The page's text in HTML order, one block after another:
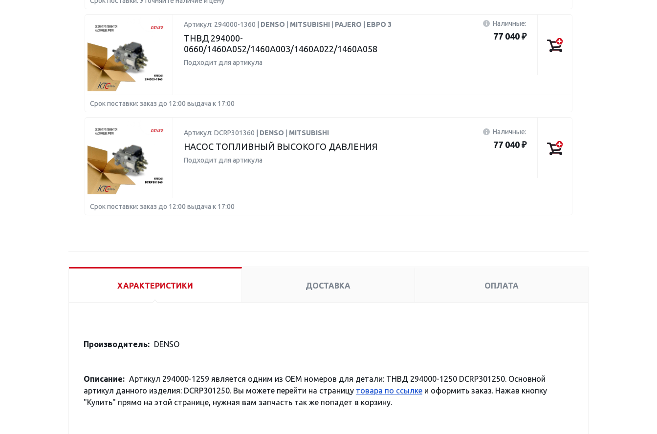
Артикул: 294000-1360 | DENSO MITSUBISHI PAJERO ЕВРО 3
ТНВД 294000-
0660/1460A052/1460A003/1460A022/1460A058
Подходит для артикула
Наличные:
77 040 ₽
Срок поставки: заказ до 12:00 выдача к 17:00
Артикул: DCRP301360 | DENSO MITSUBISHI
НАСОС ТОПЛИВНЫЙ ВЫСОКОГО ДАВЛЕНИЯ
Подходит для артикула
Наличные:
77 040 ₽
Срок поставки: заказ до 12:00 выдача к 17:00
ХАРАКТЕРИСТИКИ ДОСТАВКА ОПЛАТА
Производитель: DENSO
Описание: Артикул 294000-1259 является одним из OEM номеров для детали: ТНВД 294000-1250 DCRP301250. Основной
артикул данного изделия: DCRP301250. Вы можете перейти на страницу товара по ссылке и оформить заказ. Нажав кнопку
"Купить" прямо на этой странице, нужная вам запчасть так же попадет в корзину.